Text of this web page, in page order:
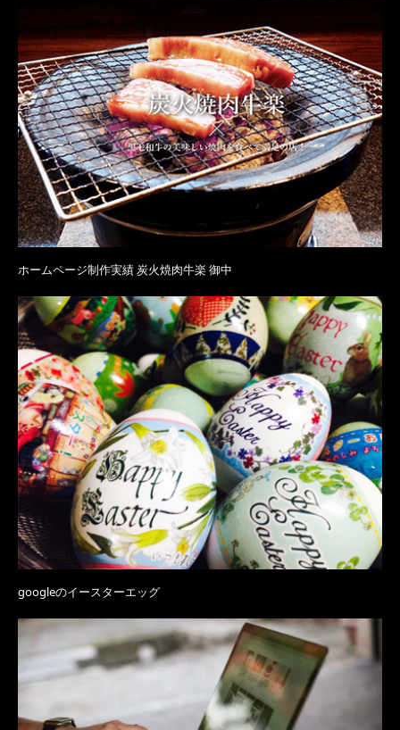
ホームページ制作実績 炭火焼肉牛楽 御中
googleのイースターエッグ